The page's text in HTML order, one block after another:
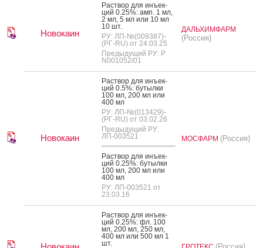
Новокаин
Рас­твор для инъ­ек­
ций 0.25%: амп. 1 мл,
2 мл, 5 мл или 10 мл
10 шт.
РУ: ЛП-№(009387)-
(РГ-RU) от 24.03.25
Предыдущий РУ: Р
N001052/01
ДАЛЬХИМФАРМ
(Россия)
Новокаин
Рас­твор для инъ­ек­
ций 0.5%: бу­тыл­ки
100 мл, 200 мл или
400 мл
РУ: ЛП-№(013429)-
(РГ-RU) от 03.02.26
Предыдущий РУ:
ЛП-003521
Рас­твор для инъ­ек­
ций 0.25%: бу­тыл­ки
100 мл, 200 мл или
400 мл
РУ: ЛП-003521 от
23.03.16
МОСФАРМ (Россия)
Рас­твор для инъ­ек­
ций 0.25%: фл. 100
мл, 200 мл, 250 мл,
400 мл или 500 мл 1
шт.